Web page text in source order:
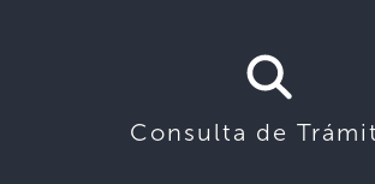
Consulta de